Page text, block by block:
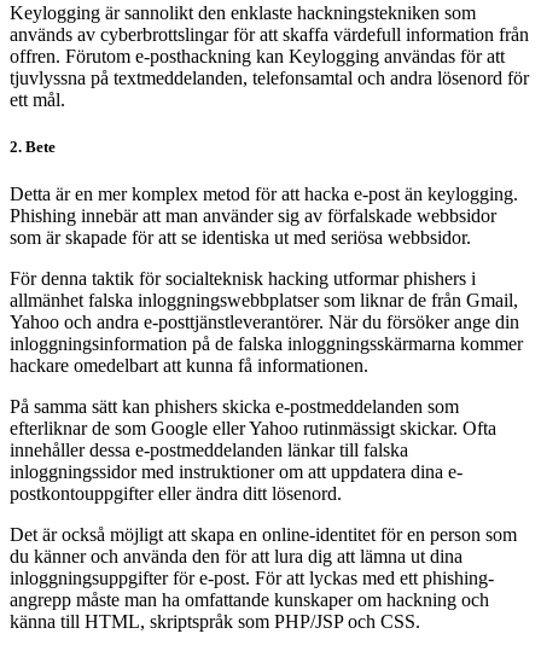
Keylogging är sannolikt den enklaste hackningstekniken som
används av cyberbrottslingar för att skaffa värdefull information från
offren. Förutom e-posthackning kan Keylogging användas för att
tjuvlyssna på textmeddelanden, telefonsamtal och andra lösenord för
ett mål.
2. Bete
Detta är en mer komplex metod för att hacka e-post än keylogging.
Phishing innebär att man använder sig av förfalskade webbsidor
som är skapade för att se identiska ut med seriösa webbsidor.
För denna taktik för socialteknisk hacking utformar phishers i
allmänhet falska inloggningswebbplatser som liknar de från Gmail,
Yahoo och andra e-posttjänstleverantörer. När du försöker ange din
inloggningsinformation på de falska inloggningsskärmarna kommer
hackare omedelbart att kunna få informationen.
På samma sätt kan phishers skicka e-postmeddelanden som
efterliknar de som Google eller Yahoo rutinmässigt skickar. Ofta
innehåller dessa e-postmeddelanden länkar till falska
inloggningssidor med instruktioner om att uppdatera dina e-
postkontouppgifter eller ändra ditt lösenord.
Det är också möjligt att skapa en online-identitet för en person som
du känner och använda den för att lura dig att lämna ut dina
inloggningsuppgifter för e-post. För att lyckas med ett phishing-
angrepp måste man ha omfattande kunskaper om hackning och
känna till HTML, skriptspråk som PHP/JSP och CSS.